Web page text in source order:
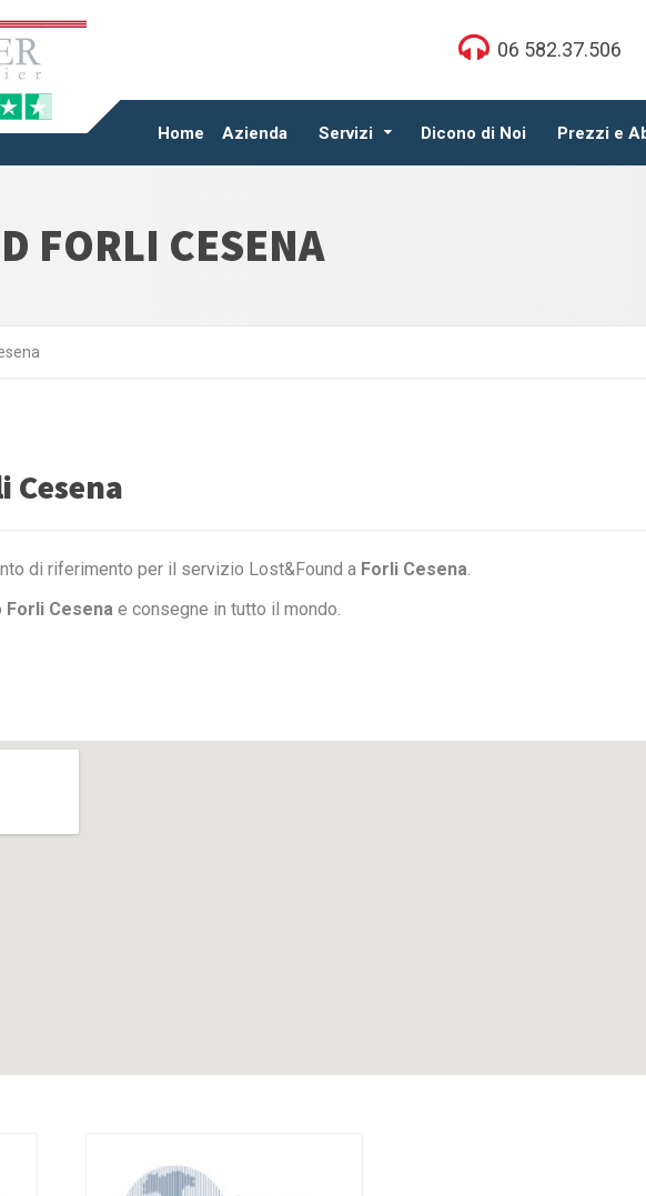
Home Azienda Servizi Dicono di Noi Prezzi e
06 582.37.506
FORLI CESENA
Cesena
di riferimento per il servizio Lost&Found a Forli Cesena.
Forli Cesena e consegne in tutto il mondo.